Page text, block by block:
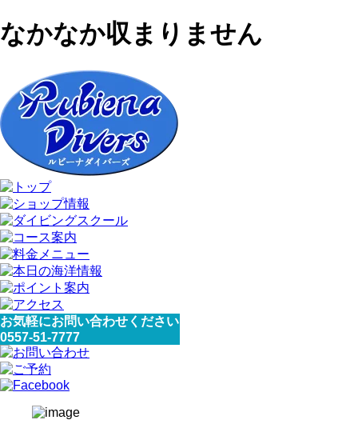
なかなか収まりません
お気軽にお問い合わせください
0557-51-7777